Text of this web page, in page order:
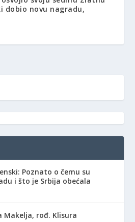
dobio novu nagradu,
Poznato o čemu su
i što je Srbija obećala
Makelja, rođ. Klisura